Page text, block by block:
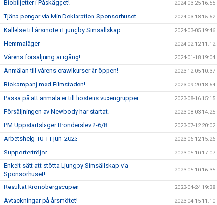
Biobiljetter i Påskägget! 2024-03-25 16:55
Tjäna pengar via Min Deklaration-Sponsorhuset 2024-03-18 15:52
Kallelse till årsmöte i Ljungby Simsällskap 2024-03-05 19:46
Hemmaläger 2024-02-12 11:12
Vårens försäljning är igång! 2024-01-18 19:04
Anmälan till vårens crawlkurser är öppen! 2023-12-05 10:37
Biokampanj med Filmstaden! 2023-09-20 18:54
Passa på att anmäla er till höstens vuxengrupper! 2023-08-16 15:15
Försäljningen av Newbody har startat! 2023-08-03 14:25
PM Uppstartsläger Brönderslev 2-6/8 2023-07-12 20:02
Arbetshelg 10-11 juni 2023 2023-06-12 15:26
Supportertröjor 2023-05-10 17:07
Enkelt sätt att stötta Ljungby Simsällskap via
Sponsorhuset!
2023-05-10 16:35
Resultat Kronobergscupen 2023-04-24 19:38
Avtackningar på årsmötet! 2023-04-15 11:10